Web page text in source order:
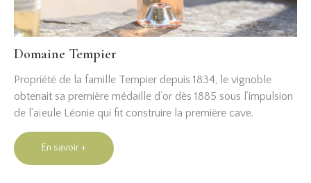
Domaine Tempier
Propriété de la famille Tempier depuis 1834, le vignoble
obtenait sa première médaille d’or dès 1885 sous l’impulsion
de l’aïeule Léonie qui fit construire la première cave.
En savoir +